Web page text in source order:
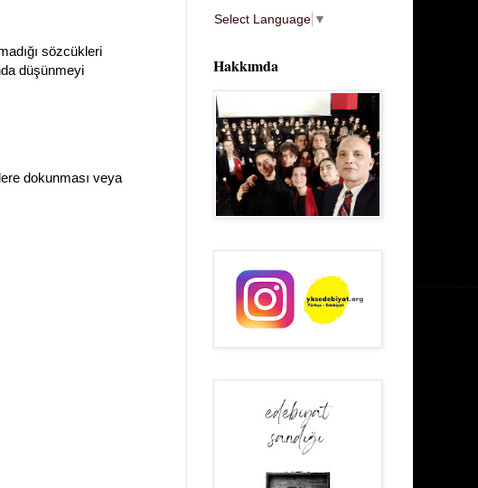
sözcükleri
düşünmeyi
dokunması veya
Select Language ▼
Hakkımda